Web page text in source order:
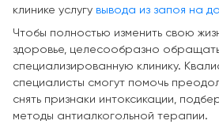
клинике услугу вывода из запоя на
Чтобы полностью изменить свою
здоровье, целесообразно
специализированную клинику.
специалисты смогут помочь
снять признаки интоксикации,
методы антиалкогольной терапии.